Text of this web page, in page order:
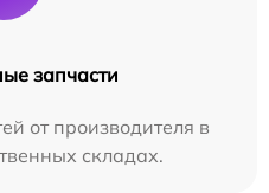
запчасти
от производителя в
складах.